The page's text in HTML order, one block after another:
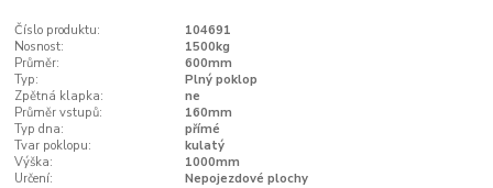
Číslo produktu:
104691
Nosnost:
1500kg
Průměr:
600mm
Typ:
Plný poklop
Zpětná klapka:
ne
Průměr vstupů:
160mm
Typ dna:
přímé
Tvar poklopu:
kulatý
Výška:
1000mm
Určení:
Nepojezdové plochy